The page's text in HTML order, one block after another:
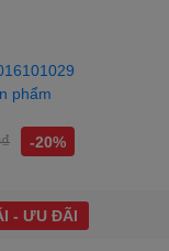
phẩm
-20%
- ƯU ĐÃI